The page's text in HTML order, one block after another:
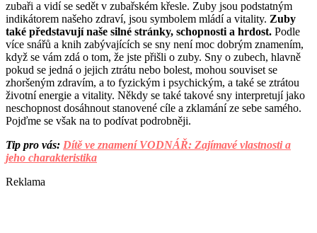
zubaři a vidí se sedět v zubařském křesle. Zuby jsou podstatným
indikátorem našeho zdraví, jsou symbolem mládí a vitality. Zuby
také představují naše silné stránky, schopnosti a hrdost. Podle
více snářů a knih zabývajících se sny není moc dobrým znamením,
když se vám zdá o tom, že jste přišli o zuby. Sny o zubech, hlavně
pokud se jedná o jejich ztrátu nebo bolest, mohou souviset se
zhoršeným zdravím, a to fyzickým i psychickým, a také se ztrátou
životní energie a vitality. Někdy se také takové sny interpretují jako
neschopnost dosáhnout stanovené cíle a zklamání ze sebe samého.
Pojďme se však na to podívat podrobněji.
Tip pro vás: Dítě ve znamení VODNÁŘ: Zajímavé vlastnosti a
jeho charakteristika
Reklama